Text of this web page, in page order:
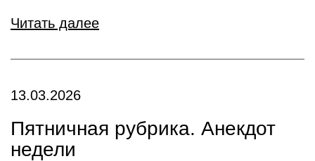
Читать далее
13.03.2026
Пятничная рубрика. Анекдот
недели